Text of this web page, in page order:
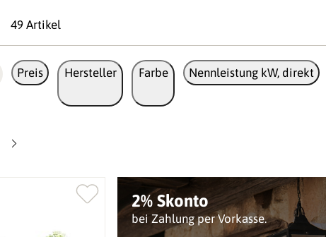
49 Artikel
Preis Hersteller Farbe Nennleistung kW, direkt
2% Skonto
bei Zahlung per Vorkasse.